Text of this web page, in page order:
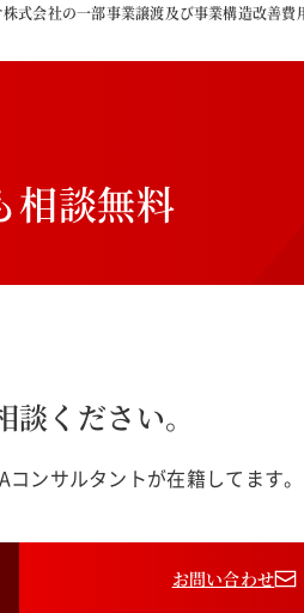
式会社の一部事業譲渡及び事業構造改善費
相談無料
ください。
ンサルタントが在籍してます
お問い合わせ